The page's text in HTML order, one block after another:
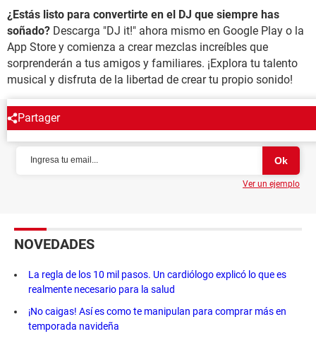
¿Estás listo para convertirte en el DJ que siempre has
soñado? Descarga "DJ it!" ahora mismo en Google Play o la
App Store y comienza a crear mezclas increíbles que
sorprenderán a tus amigos y familiares. ¡Explora tu talento
musical y disfruta de la libertad de crear tu propio sonido!
Partager
NEWSLETTER
Ver un ejemplo
NOVEDADES
La regla de los 10 mil pasos. Un cardiólogo explicó lo que es
realmente necesario para la salud
¡No caigas! Así es como te manipulan para comprar más en
temporada navideña